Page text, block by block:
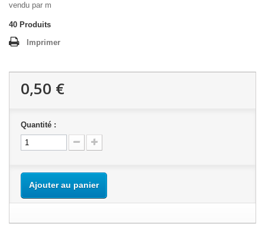
vendu par m
40 Produits
Imprimer
0,50 €
Quantité :
Ajouter au panier